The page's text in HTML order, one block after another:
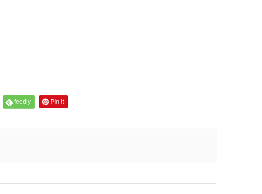
feedly Pin it